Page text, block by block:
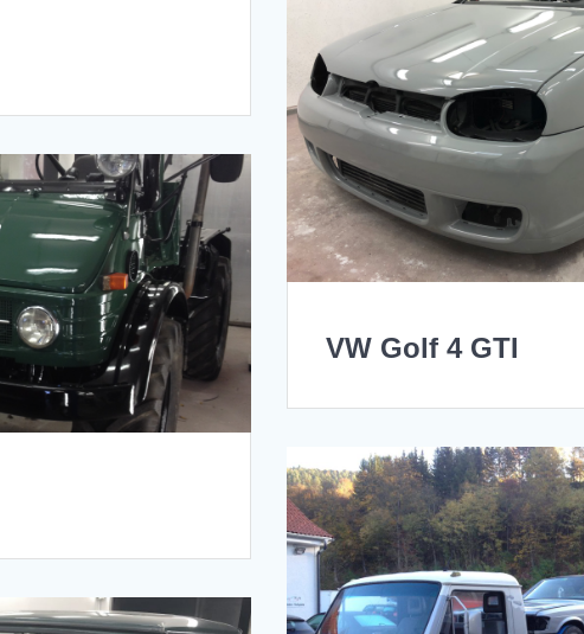
VW Golf 4 GTI